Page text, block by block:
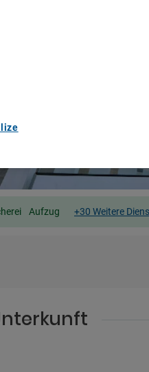
Aufzug +30 Weitere